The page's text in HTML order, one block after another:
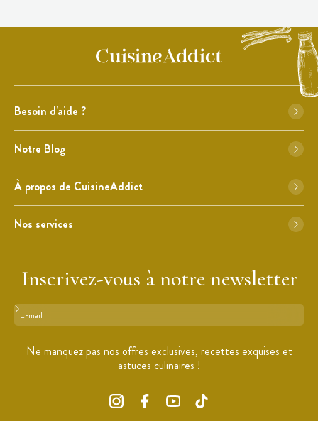
Besoin d'aide ?
Notre Blog
À propos de CuisineAddict
Nos services
Inscrivez-vous à notre newsletter
Format : adresse@email.com
Ne manquez pas nos offres exclusives, recettes exquises et
astuces culinaires !